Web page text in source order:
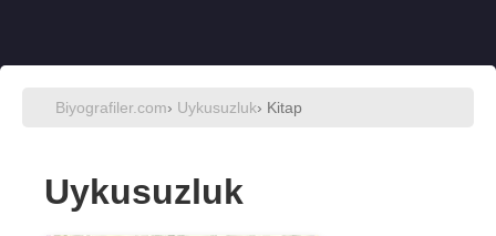
Biyografiler.com› Uykusuzluk› Kitap
Uykusuzluk